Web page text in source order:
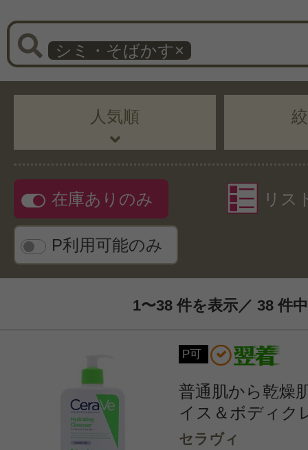
シミ・そばかす×
人気順
在庫ありのみ
P利用可能のみ
リス
1〜38 件を表示／ 38 件中
P可
普通肌から乾燥
イス＆ボディク
セラヴィ